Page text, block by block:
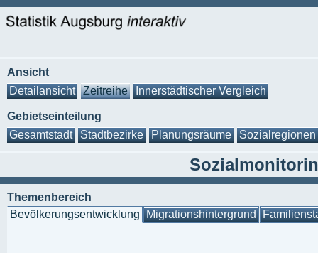
Ansicht
Detailansicht
Zeitreihe Innerstädtischer Vergleich
Gebietseinteilung
Gesamtstadt
Stadtbezirke Planungsräume Sozialregionen
Themenbereich
Bevölkerungsentwicklung Migrationshintergrund